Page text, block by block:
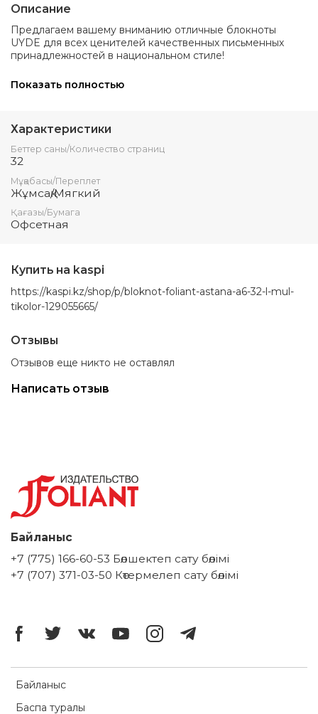
Описание
Предлагаем вашему вниманию отличные блокноты
UYDE для всех ценителей качественных письменных
принадлежностей в национальном стиле!
Сочетание стильного дизайна и невероятной
функциональности делает эти блокноты идеальным
стилей позволяет каждому найти идеальный блокнот
UYDE для своих потребностей.
Приобретайте блокноты UYDE уже сегодня и делайте
свои записи!
Показать полностью
Характеристики
Беттер саны/Количество страниц
32
Мұқабасы/Переплет
Жұмсақ/Мягкий
Қағазы/Бумага
Офсетная
Купить на kaspi
https://kaspi.kz/shop/p/bloknot-foliant-astana-a6-32-l-mul-
tikolor-129055665/
Отзывы
Отзывов еще никто не оставлял
Написать отзыв
Байланыс
Баспа туралы
Байланыс
+7 (775) 166-60-53 Бөлшектеп сату бөлімі
+7 (707) 371-03-50 Көтермелеп сату бөлімі